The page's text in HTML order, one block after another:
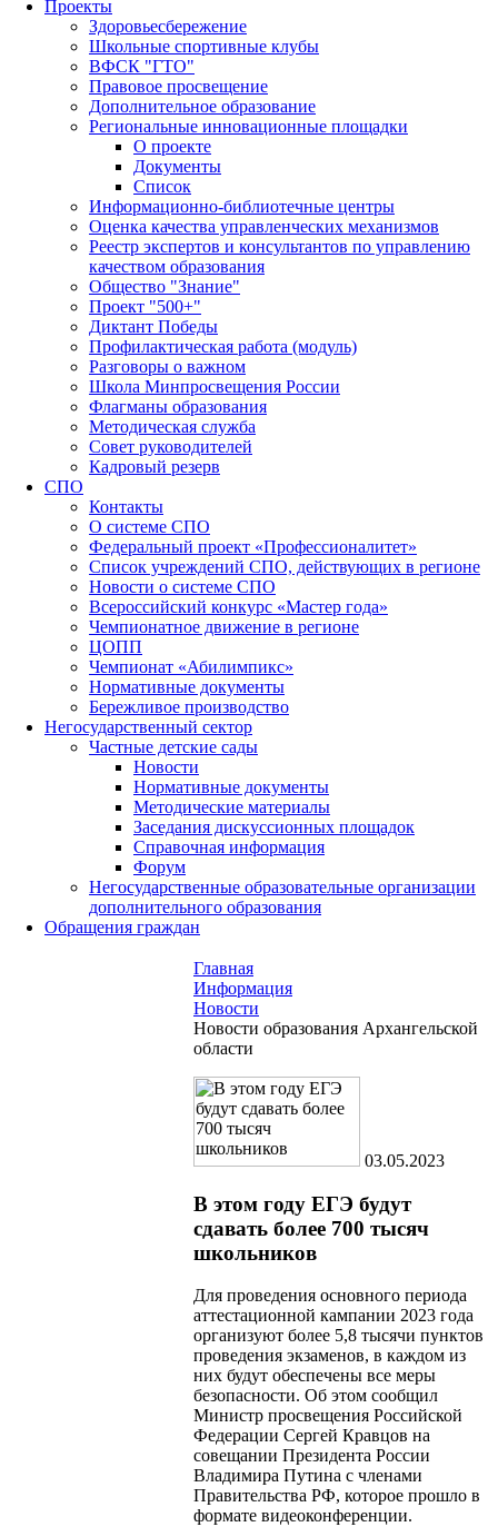
Проекты
Здоровьесбережение
Школьные спортивные клубы
ВФСК "ГТО"
Правовое просвещение
Дополнительное образование
Региональные инновационные площадки
О проекте
Документы
Список
Информационно-библиотечные центры
Оценка качества управленческих механизмов
Реестр экспертов и консультантов по управлению
качеством образования
Общество "Знание"
Проект "500+"
Диктант Победы
Профилактическая работа (модуль)
Разговоры о важном
Школа Минпросвещения России
Флагманы образования
Методическая служба
Совет руководителей
Кадровый резерв
СПО
Контакты
О системе СПО
Федеральный проект «Профессионалитет»
Список учреждений СПО, действующих в регионе
Новости о системе СПО
Всероссийский конкурс «Мастер года»
Чемпионатное движение в регионе
ЦОПП
Чемпионат «Абилимпикс»
Нормативные документы
Бережливое производство
Негосударственный сектор
Частные детские сады
Новости
Нормативные документы
Методические материалы
Заседания дискуссионных площадок
Справочная информация
Форум
Негосударственные образовательные организации
дополнительного образования
Обращения граждан
Главная
Информация
Новости
Новости образования Архангельской
области
03.05.2023
В этом году ЕГЭ будут
сдавать более 700 тысяч
школьников
Для проведения основного периода
аттестационной кампании 2023 года
организуют более 5,8 тысячи пунктов
проведения экзаменов, в каждом из
них будут обеспечены все меры
безопасности. Об этом сообщил
Министр просвещения Российской
Федерации Сергей Кравцов на
совещании Президента России
Владимира Путина с членами
Правительства РФ, которое прошло в
формате видеоконференции.